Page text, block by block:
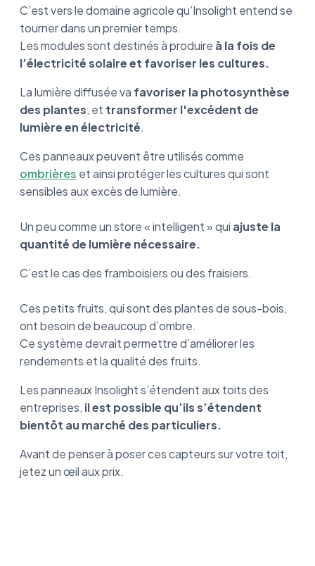
C’est vers le domaine agricole qu’Insolight entend se
tourner dans un premier temps.
Les modules sont destinés à produire à la fois de
l’électricité solaire et favoriser les cultures.
La lumière diffusée va favoriser la photosynthèse
des plantes, et transformer l'excédent de
lumière en électricité.
Ces panneaux peuvent être utilisés comme
ombrières et ainsi protéger les cultures qui sont
sensibles aux excès de lumière.
Un peu comme un store « intelligent » qui ajuste la
quantité de lumière nécessaire.
C’est le cas des framboisiers ou des fraisiers.
Ces petits fruits, qui sont des plantes de sous-bois,
ont besoin de beaucoup d’ombre.
Ce système devrait permettre d’améliorer les
rendements et la qualité des fruits.
Les panneaux Insolight s’étendent aux toits des
entreprises, il est possible qu’ils s’étendent
bientôt au marché des particuliers.
Avant de penser à poser ces capteurs sur votre toit,
jetez un œil aux prix.